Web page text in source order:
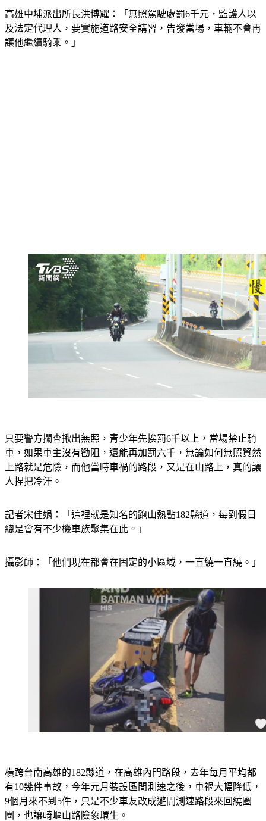
高雄中埔派出所長洪博耀：「無照駕駛處罰6千元，監護人以
及法定代理人，要實施道路安全講習，告發當場，車輛不會再
讓他繼續騎乘。」
只要警方攔查揪出無照，青少年先挨罰6千以上，當場禁止騎
車，如果車主沒有勸阻，還能再加罰六千，無論如何無照貿然
上路就是危險，而他當時車禍的路段，又是在山路上，真的讓
人捏把冷汗。
記者宋佳娟：「這裡就是知名的跑山熱點182縣道，每到假日
總是會有不少機車族聚集在此。」
攝影師：「他們現在都會在固定的小區域，一直繞一直繞。」
橫跨台南高雄的182縣道，在高雄內門路段，去年每月平均都
有10幾件事故，今年元月裝設區間測速之後，車禍大幅降低，
9個月來不到5件，只是不少車友改成避開測速路段來回繞圈
圈，也讓崎嶇山路險象環生。